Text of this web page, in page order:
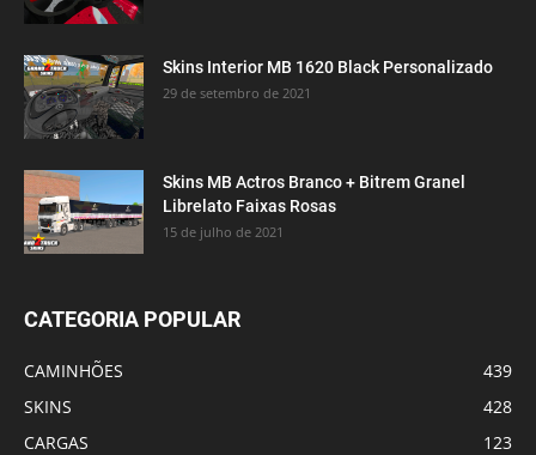
Skins Interior MB 1620 Black Personalizado
29 de setembro de 2021
Skins MB Actros Branco + Bitrem Granel
Librelato Faixas Rosas
15 de julho de 2021
CATEGORIA POPULAR
CAMINHÕES
439
SKINS
428
CARGAS
123